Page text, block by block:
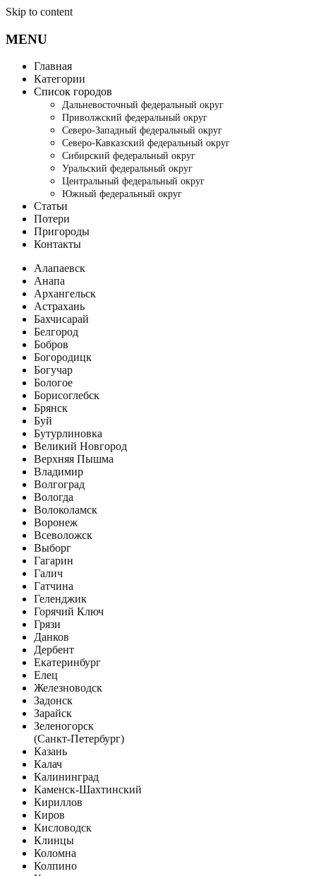
Skip to content
MENU
Главная
Категории
Список городов
Дальневосточный федеральный округ
Приволжский федеральный округ
Северо-Западный федеральный округ
Северо-Кавказский федеральный округ
Сибирский федеральный округ
Уральский федеральный округ
Центральный федеральный округ
Южный федеральный округ
Статьи
Потери
Пригороды
Контакты
Алапаевск
Анапа
Архангельск
Астрахань
Бахчисарай
Белгород
Бобров
Богородицк
Богучар
Бологое
Борисоглебск
Брянск
Буй
Бутурлиновка
Великий Новгород
Верхняя Пышма
Владимир
Волгоград
Вологда
Волоколамск
Воронеж
Всеволожск
Выборг
Гагарин
Галич
Гатчина
Геленджик
Горячий Ключ
Грязи
Данков
Дербент
Екатеринбург
Елец
Железноводск
Задонск
Зарайск
Зеленогорск
(Санкт-Петербург)
Казань
Калач
Калининград
Каменск-Шахтинский
Кириллов
Киров
Кисловодск
Клинцы
Коломна
Колпино